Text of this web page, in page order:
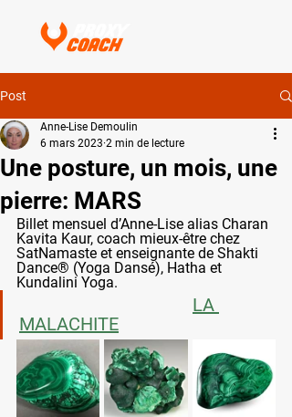
Post
Une posture, un mois, une
pierre: MARS
Anne-Lise Demoulin
6 mars 2023 2 min de lecture
Billet mensuel d’Anne-Lise alias Charan
Kavita Kaur, coach mieux-être chez
SatNamaste et enseignante de Shakti
Dance® (Yoga Dansé), Hatha et
Kundalini Yoga.
LA
MALACHITE